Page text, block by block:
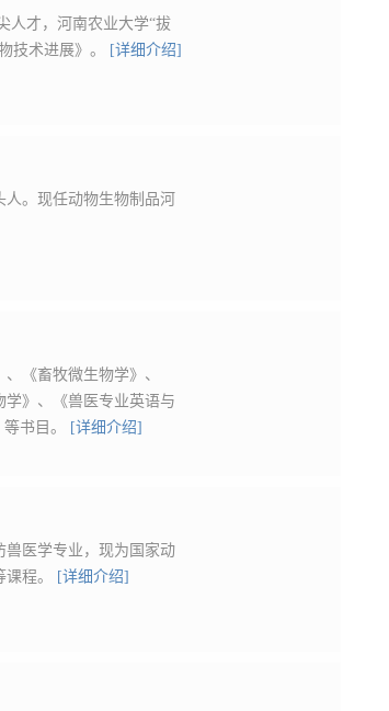
人才，河南农业大学“拔
技术进展》。
[详细介绍]
。现任动物生物制品河
《畜牧微生物学》、
学》、《兽医专业英语与
书目。
[详细介绍]
兽医学专业，现为国家动
程。
[详细介绍]